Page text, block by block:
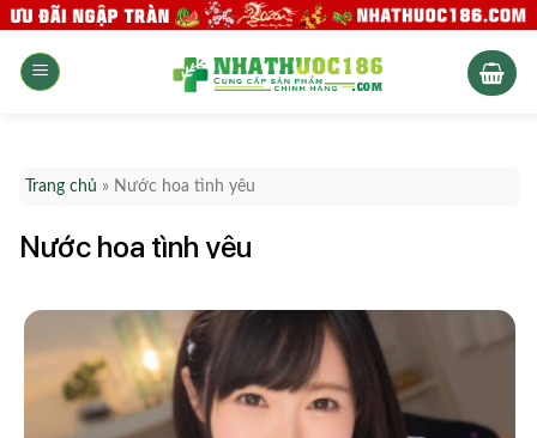
Skip
content
Trang chủ » Nước hoa tình yêu
Nước hoa tình yêu